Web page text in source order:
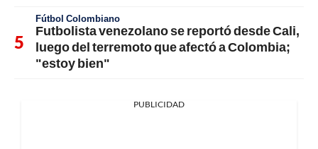
Fútbol Colombiano
Futbolista venezolano se reportó desde Cali,
luego del terremoto que afectó a Colombia;
"estoy bien"
PUBLICIDAD